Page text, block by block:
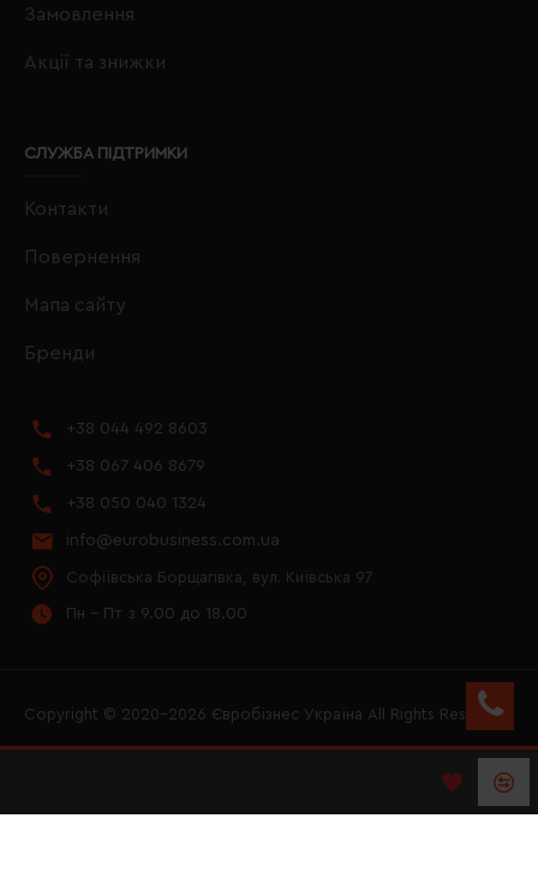
Замовлення
Акції та знижки
СЛУЖБА ПІДТРИМКИ
Контакти
Повернення
Мапа сайту
Бренди
+38 044 492 8603
+38 067 406 8679
+38 050 040 1324
info@eurobusiness.com.ua
Софіївська Борщагівка, вул. Київська 97
Пн - Пт з 9.00 до 18.00
Copyright © 2020–2026 Євробізнес Україна All Rights Reserved
LOGO ЄВРОБІЗНЕС